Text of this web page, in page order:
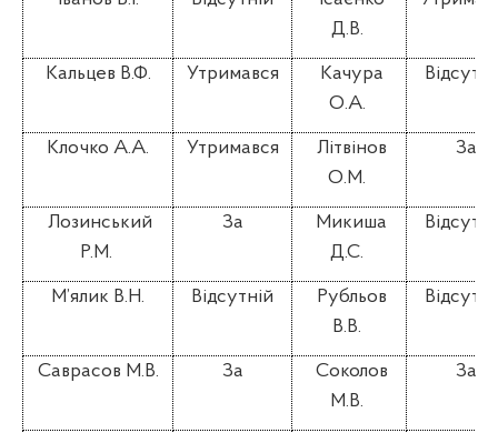
Д.В.
Кальцев В.Ф. Утримався
Качура
О.А.
Клочко А.А. Утримався
Літвінов
О.М.
За
Лозинський
Р.М.
За
Микиша
Д.С.
М’ялик В.Н. Відсутній
Рубльов
В.В.
Саврасов М.В. За
Соколов
М.В.
За